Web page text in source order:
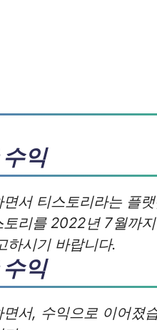
익
서 티스토리라는 플
리를 2022년 7월까
하시기 바랍니다.
익
서, 수익으로 이어졌